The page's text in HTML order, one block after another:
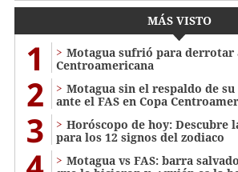
MÁS VISTO
1
Motagua sufrió para derrotar
Centroamericana
2
Motagua sin el respaldo de
ante el FAS en Copa
3
Horóscopo de hoy: Descubre
para los 12 signos del zodiaco
Motagua vs FAS: barra